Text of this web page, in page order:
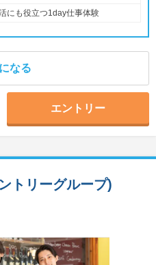
にも役立つ1day仕事体験
なる
エントリー
トリーグループ)